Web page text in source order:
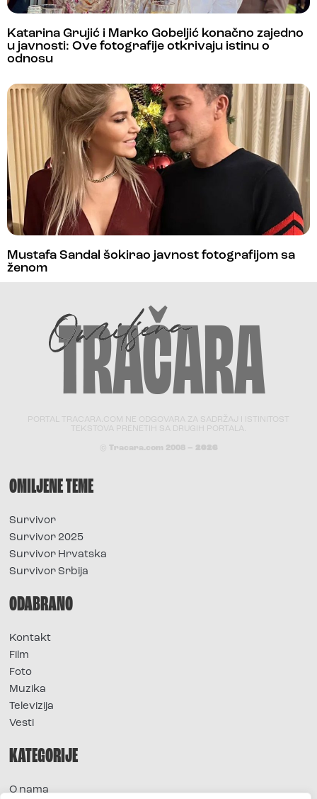
Katarina Grujić i Marko Gobeljić konačno zajedno
u javnosti: Ove fotografije otkrivaju istinu o
odnosu
Mustafa Sandal šokirao javnost fotografijom sa
ženom
PORTAL TRACARA.COM NE ODGOVARA ZA SADRŽAJ I ISTINITOST
TEKSTOVA PRENETIH SA DRUGIH PORTALA.
© Tracara.com 2008 – 2026
OMILJENE TEME
Survivor
Survivor 2025
Survivor Hrvatska
Survivor Srbija
ODABRANO
Kontakt
Film
Foto
Muzika
Televizija
Vesti
KATEGORIJE
O nama